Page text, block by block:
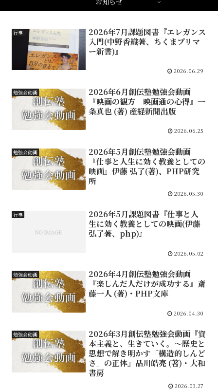
行事
2026年7月課題図書『エレガンス
入門(中野香織著、ちくまプリマ
ー新書)』
2026.06.29
勉強会動画
2026年6月創伝塾勉強会動画
『映画の観方 映画通の心得』一
条真也 (著) 産経新聞出版
2026.06.25
勉強会動画
2026年5月創伝塾勉強会動画
『仕事と人生に効く教養としての
映画』伊藤 弘了(著)、PHP研究
所
2026.05.30
行事
2026年5月課題図書『仕事と人
生に効く教養としての映画(伊藤
弘了著、php)』
2026.05.02
勉強会動画
2026年4月創伝塾勉強会動画
『楽しんだ人だけが成功する』斎
藤一人 (著)・PHP文庫
2026.04.30
勉強会動画
2026年3月創伝塾勉強会動画『資
本主義と、生きていく。～歴史と
思想で解き明かす「構造的しんど
さ」の正体』品川皓亮 (著)・大和
書房
2026.03.27